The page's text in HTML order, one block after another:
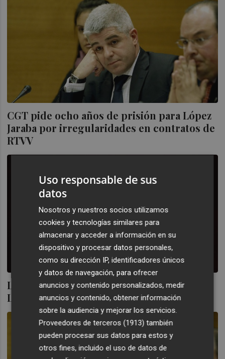
CGT pide ocho años de prisión para López
Jaraba por irregularidades en contratos de
RTVV
La Fiscalía pide el sobreseimiento para
López Jaraba, exdirector de RTVV
Uso responsable de sus
datos
Nosotros y nuestros socios utilizamos
cookies y tecnologías similares para
almacenar y acceder a información en su
dispositivo y procesar datos personales,
como su dirección IP, identificadores únicos
y datos de navegación, para ofrecer
anuncios y contenido personalizados, medir
anuncios y contenido, obtener información
sobre la audiencia y mejorar los servicios.
Proveedores de terceros (1913) también
pueden procesar sus datos para estos y
otros fines, incluido el uso de datos de